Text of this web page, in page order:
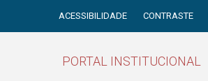
ACESSIBILIDADE CONTRASTE
PORTAL INSTITUCIONAL